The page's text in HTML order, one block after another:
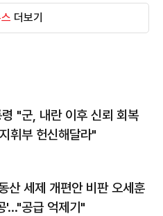
더보기
"군, 내란 이후 신뢰 회복
휘부 헌신해달라"
산 세제 개편안 비판 오세훈
'…"공급 억제기"